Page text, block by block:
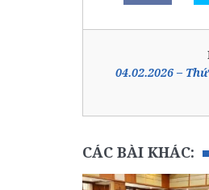
04.02.2026 –
CÁC BÀI KHÁC: